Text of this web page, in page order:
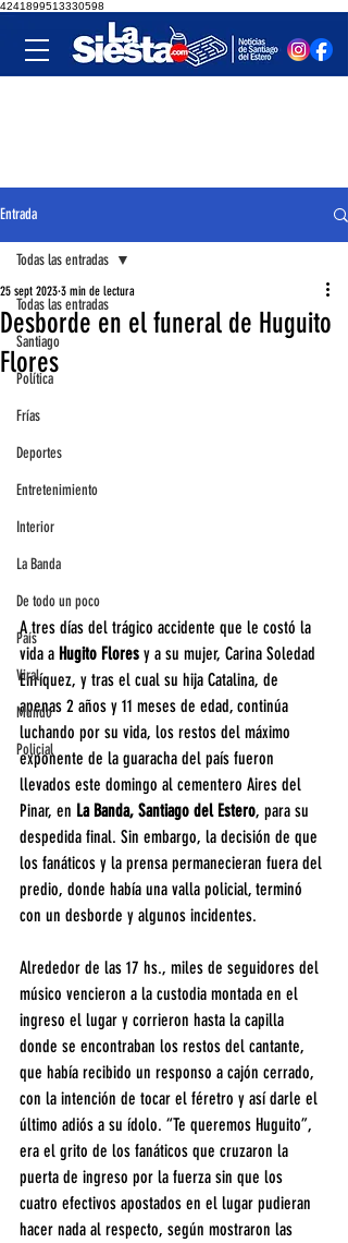
4241899513330598
Entrada
Todas las entradas
Santiago
Política
Frías
Deportes
Entretenimiento
Interior
La Banda
De todo un poco
País
Viral
Mundo
Policial
Todas las entradas
Desborde en el funeral de Huguito
Flores
25 sept 2023 3 min de lectura
A tres días del trágico accidente que le costó la
vida a Hugito Flores y a su mujer, Carina Soledad
Enríquez, y tras el cual su hija Catalina, de
apenas 2 años y 11 meses de edad, continúa
luchando por su vida, los restos del máximo
exponente de la guaracha del país fueron
llevados este domingo al cementero Aires del
Pinar, en La Banda, Santiago del Estero, para su
despedida final. Sin embargo, la decisión de que
los fanáticos y la prensa permanecieran fuera del
predio, donde había una valla policial, terminó
con un desborde y algunos incidentes.
Alrededor de las 17 hs., miles de seguidores del
músico vencieron a la custodia montada en el
ingreso el lugar y corrieron hasta la capilla
donde se encontraban los restos del cantante,
que había recibido un responso a cajón cerrado,
con la intención de tocar el féretro y así darle el
último adiós a su ídolo. “Te queremos Huguito”,
era el grito de los fanáticos que cruzaron la
puerta de ingreso por la fuerza sin que los
cuatro efectivos apostados en el lugar pudieran
hacer nada al respecto, según mostraron las